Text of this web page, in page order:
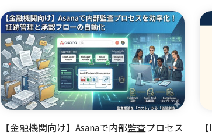
【金融機関向け】Asanaで内部監査プロセス